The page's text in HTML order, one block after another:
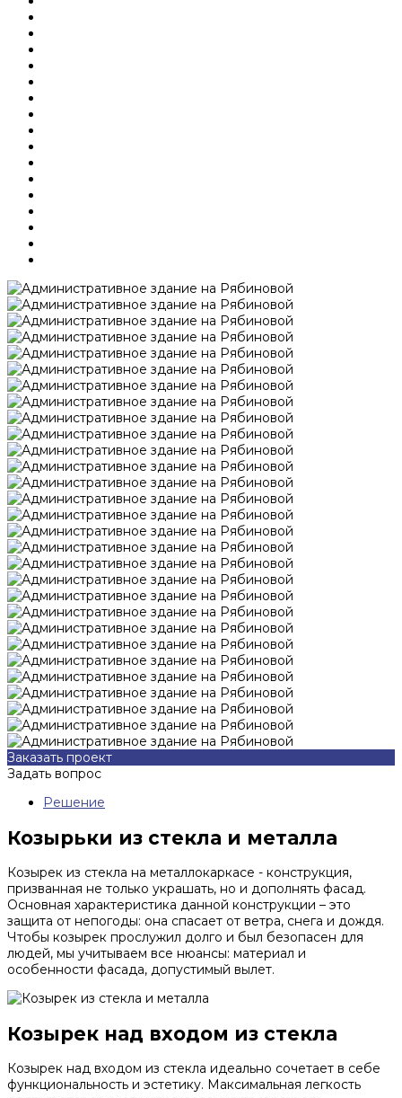
Заказать проект
Задать вопрос
Решение
Козырьки из стекла и металла
Козырек из стекла на металлокаркасе - конструкция,
призванная не только украшать, но и дополнять фасад.
Основная характеристика данной конструкции – это
защита от непогоды: она спасает от ветра, снега и дождя.
Чтобы козырек прослужил долго и был безопасен для
людей, мы учитываем все нюансы: материал и
особенности фасада, допустимый вылет.
Козырек над входом из стекла
Козырек над входом из стекла идеально сочетает в себе
функциональность и эстетику. Максимальная легкость